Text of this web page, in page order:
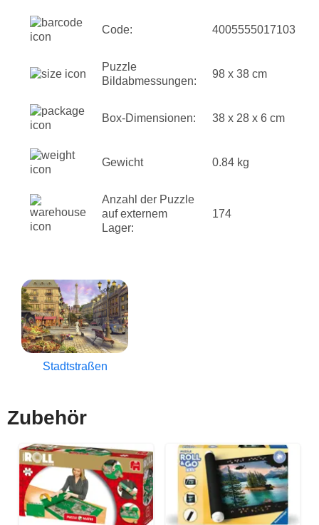
Code: 4005555017103
Puzzle
Bildabmessungen:
98 x 38 cm
Box-Dimensionen: 38 x 28 x 6 cm
Gewicht 0.84 kg
Anzahl der Puzzle
auf externem
Lager:
174
Stadtstraßen
Zubehör